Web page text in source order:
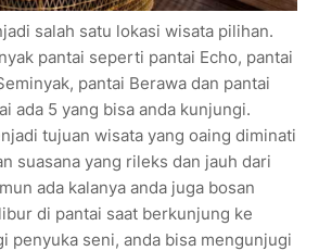
salah satu lokasi wisata pilihan.
pantai seperti pantai Echo, pantai
pantai Berawa dan pantai
ada 5 yang bisa anda kunjungi.
tujuan wisata yang oaing diminati
suasana yang rileks dan jauh dari
ada kalanya anda juga bosan
di pantai saat berkunjung ke
penyuka seni, anda bisa mengunjugi